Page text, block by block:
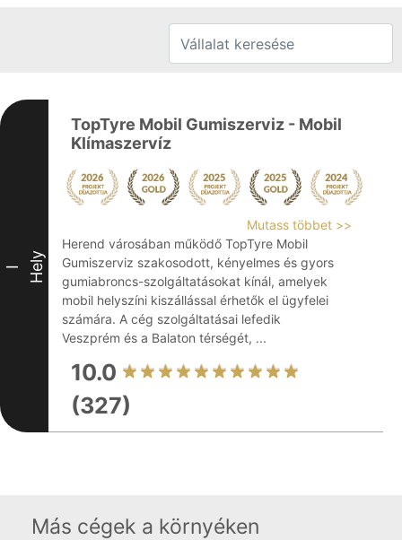
I Hely
TopTyre Mobil Gumiszerviz - Mobil
Klímaszervíz
Mutass többet >>
Herend városában működő TopTyre Mobil
Gumiszerviz szakosodott, kényelmes és gyors
gumiabroncs-szolgáltatásokat kínál, amelyek
mobil helyszíni kiszállással érhetők el ügyfelei
számára. A cég szolgáltatásai lefedik
Veszprém és a Balaton térségét, ...
10.0
(327)
Más cégek a környéken